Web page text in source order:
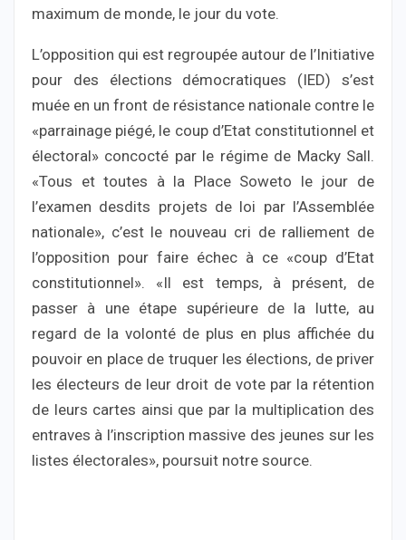
maximum de monde, le jour du vote.
L’opposition qui est regroupée autour de l’Initiative
pour des élections démocratiques (IED) s’est
muée en un front de résistance nationale contre le
«parrainage piégé, le coup d’Etat constitutionnel et
électoral» concocté par le régime de Macky Sall.
«Tous et toutes à la Place Soweto le jour de
l’examen desdits projets de loi par l’Assemblée
nationale», c’est le nouveau cri de ralliement de
l’opposition pour faire échec à ce «coup d’Etat
constitutionnel». «Il est temps, à présent, de
passer à une étape supérieure de la lutte, au
regard de la volonté de plus en plus affichée du
pouvoir en place de truquer les élections, de priver
les électeurs de leur droit de vote par la rétention
de leurs cartes ainsi que par la multiplication des
entraves à l’inscription massive des jeunes sur les
listes électorales», poursuit notre source.